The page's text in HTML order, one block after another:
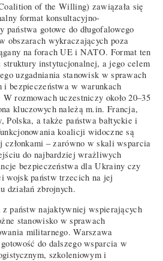
of the Willing) zawiązała się
format konsultacyjno-
państwa gotowe do długofalowego
obszarach wykraczających poza
na forach UE i NATO. Format ten
struktury instytucjonalnej, a jego celem
uzgadniania stanowisk w sprawach
i bezpieczeństwa w warunkach
rozmowach uczestniczy około 20–35
kluczowych należą m.in. Francja,
a także państwa bałtyckie i
koalicji widoczne są
– zarówno w skali wsparcia
do najbardziej wrażliwych
bezpieczeństwa dla Ukrainy czy
wojsk państw trzecich na jej
działań zbrojnych.
państw najaktywniej wspierających
stanowisko w sprawach
militarnego. Warszawa
do dalszego wsparcia w
szkoleniowym i